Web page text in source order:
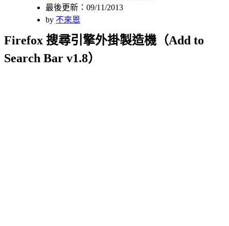
最後更新：09/11/2013
by 不來恩
Firefox 搜尋引擎外掛製造機（Add to
Search Bar v1.8）